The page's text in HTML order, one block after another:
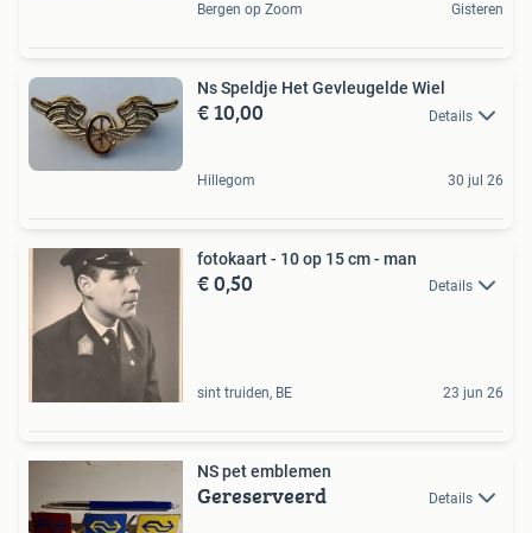
Bergen op Zoom Gisteren
Ns Speldje Het Gevleugelde Wiel
€ 10,00 Details
Hillegom 30 jul 26
fotokaart - 10 op 15 cm - man
€ 0,50 Details
sint truiden, BE 23 jun 26
NS pet emblemen
Gereserveerd Details